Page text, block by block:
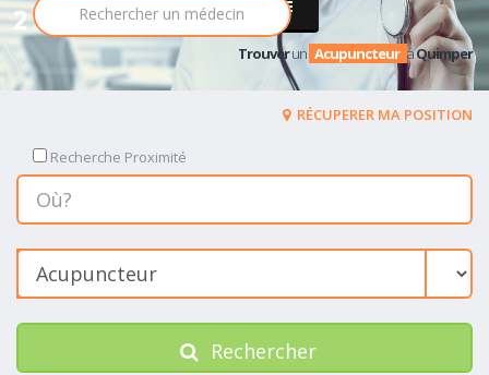
2 Acupuncteur
Trouverun Acupuncteur aQuimper
RÉCUPERER MA POSITION
Recherche Proximité
Rechercher